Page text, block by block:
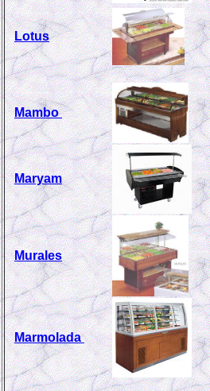
Lotus
Mambo
Maryam
Murales
Marmolada